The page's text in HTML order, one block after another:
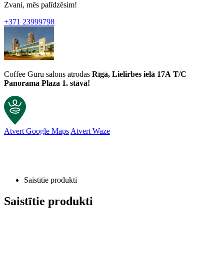
Zvani, mēs palīdzēsim!
+371 23999798
Coffee Guru salons atrodas Rīgā, Lielirbes ielā 17A T/C
Panorama Plaza 1. stāvā!
Atvērt Google Maps Atvērt Waze
Saistītie produkti
Saistītie produkti